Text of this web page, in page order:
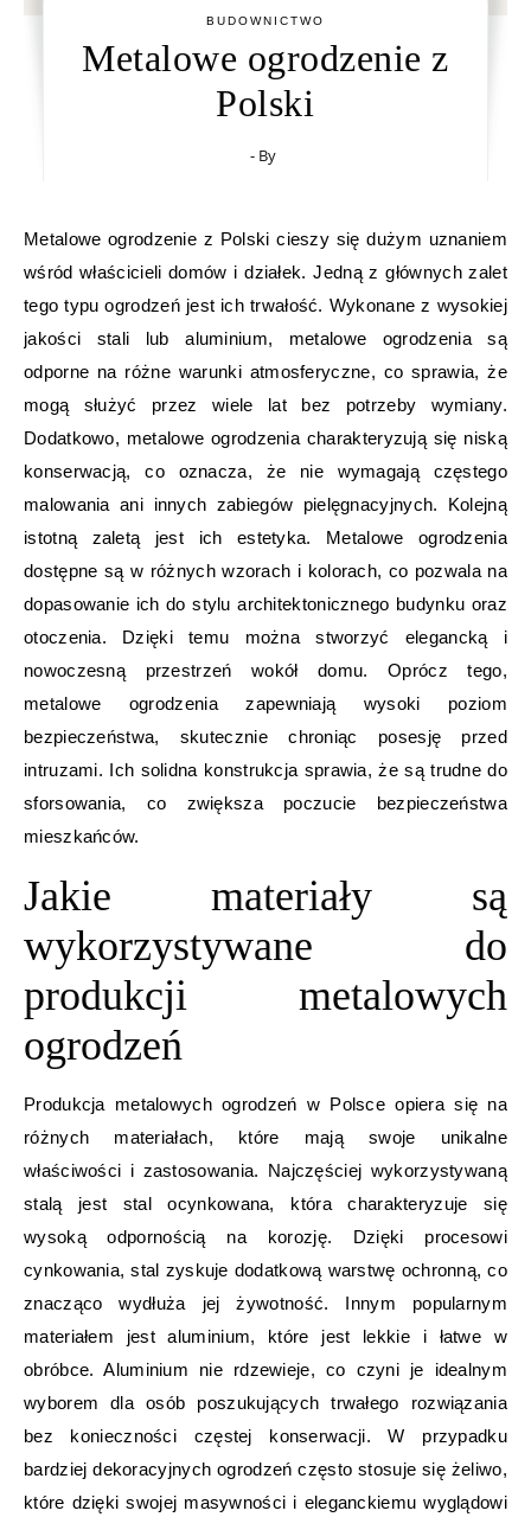
BUDOWNICTWO
Metalowe ogrodzenie z
Polski
- By
Metalowe ogrodzenie z Polski cieszy się dużym uznaniem
wśród właścicieli domów i działek. Jedną z głównych zalet
tego typu ogrodzeń jest ich trwałość. Wykonane z wysokiej
jakości stali lub aluminium, metalowe ogrodzenia są
odporne na różne warunki atmosferyczne, co sprawia, że
mogą służyć przez wiele lat bez potrzeby wymiany.
Dodatkowo, metalowe ogrodzenia charakteryzują się niską
konserwacją, co oznacza, że nie wymagają częstego
malowania ani innych zabiegów pielęgnacyjnych. Kolejną
istotną zaletą jest ich estetyka. Metalowe ogrodzenia
dostępne są w różnych wzorach i kolorach, co pozwala na
dopasowanie ich do stylu architektonicznego budynku oraz
otoczenia. Dzięki temu można stworzyć elegancką i
nowoczesną przestrzeń wokół domu. Oprócz tego,
metalowe ogrodzenia zapewniają wysoki poziom
bezpieczeństwa, skutecznie chroniąc posesję przed
intruzami. Ich solidna konstrukcja sprawia, że są trudne do
sforsowania, co zwiększa poczucie bezpieczeństwa
mieszkańców.
Jakie materiały są
wykorzystywane do
produkcji metalowych
ogrodzeń
Produkcja metalowych ogrodzeń w Polsce opiera się na
różnych materiałach, które mają swoje unikalne
właściwości i zastosowania. Najczęściej wykorzystywaną
stalą jest stal ocynkowana, która charakteryzuje się
wysoką odpornością na korozję. Dzięki procesowi
cynkowania, stal zyskuje dodatkową warstwę ochronną, co
znacząco wydłuża jej żywotność. Innym popularnym
materiałem jest aluminium, które jest lekkie i łatwe w
obróbce. Aluminium nie rdzewieje, co czyni je idealnym
wyborem dla osób poszukujących trwałego rozwiązania
bez konieczności częstej konserwacji. W przypadku
bardziej dekoracyjnych ogrodzeń często stosuje się żeliwo,
które dzięki swojej masywności i eleganckiemu wyglądowi